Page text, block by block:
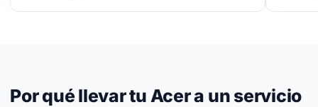
Por qué llevar tu Acer a un servicio